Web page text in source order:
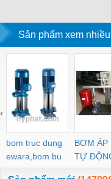
Sản phẩm xem nhiều
bom truc dung
ewara,bom bu
ewara
BƠM ÁP
TỰ
‹